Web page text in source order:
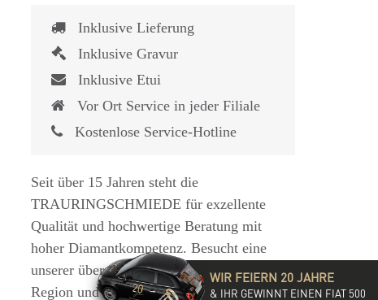
Inklusive Lieferung
Inklusive Gravur
Inklusive Etui
Vor Ort Service in jeder Filiale
Kostenlose Service-Hotline
Seit über 15 Jahren steht die
TRAURINGSCHMIEDE für exzellente
Qualität und hochwertige Beratung mit
hoher Diamantkompetenz. Besucht eine
unserer über 35 Filialen in der DACH-
Region und lasst Euch von der
WIR FEIERN 20 JAHRE
& IHR GEWINNT EINEN FIAT 500